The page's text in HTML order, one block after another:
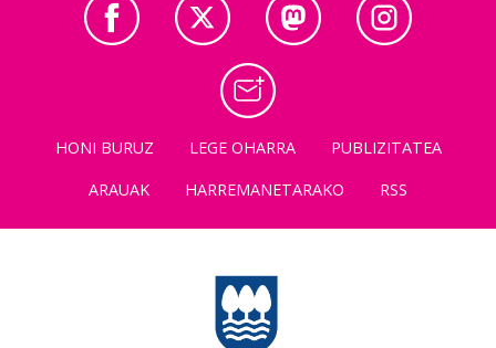
HONI BURUZ LEGE OHARRA
PUBLIZITATEA
ARAUAK
HARREMANETARAKO RSS